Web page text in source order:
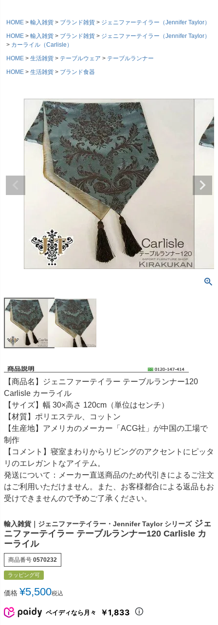
HOME 輸入雑貨 ブランド雑貨
ジェニファーテイラー（Jennifer Taylor）
HOME
輸入雑貨 ブランド雑貨
ジェニファーテイラー（Jennifer Taylor）
カーライル（Carlisle）
HOME
生活雑貨 テーブルウェア
テーブルランナー
HOME
生活雑貨 ブランド食器
【商品名】ジェニファーテイラー テーブルランナー120
Carlisle カーライル
【サイズ】幅 30×高さ 120cm（単位はセンチ）
【材質】ポリエステル、コットン
【生産地】アメリカのメーカー「ACG社」が中国の工場で
制作
【コメント】寝室まわりからリビングのアクセントにピッタ
リのエレガントなアイテム。
発送について：メーカー直送商品のため代引きによるご注文
はご利用いただけません。また、お客様都合による返品もお
受けできませんので予めご了承ください。
輸入雑貨｜ジェニファーテイラー・Jennifer Taylor シリーズ ジェ
ニファーテイラー テーブルランナー120 Carlisle カ
ーライル
商品番号 0570232
ラッピング可
価格 ¥5,500税込
ペイディなら月々 ￥1,833